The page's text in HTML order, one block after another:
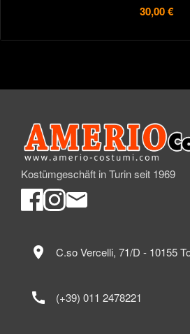
30,00 €
Kostümgeschäft in Turin seit 1969
location_on C.so Vercelli, 71/D - 10155
call (+39) 011 2478221